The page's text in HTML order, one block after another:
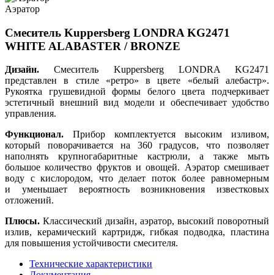
Аэратор
Смеситель Kuppersberg LONDRA KG2471
WHITE ALABASTER / BRONZE
Дизайн. Смеситель Kuppersberg LONDRA KG2471
представлен в стиле «ретро» в цвете «белый алебастр».
Рукоятка грушевидной формы белого цвета подчеркивает
эстетичный внешний вид модели и обеспечивает удобство
управления.
Функционал. Прибор комплектуется высоким изливом,
который поворачивается на 360 градусов, что позволяет
наполнять крупногабаритные кастрюли, а также мыть
большое количество фруктов и овощей. Аэратор смешивает
воду с кислородом, что делает поток более равномерным
и уменьшает вероятность возникновения известковых
отложений.
Плюсы. Классический дизайн, аэратор, высокий поворотный
излив, керамический картридж, гибкая подводка, пластина
для повышения устойчивости смесителя.
Технические характеристики